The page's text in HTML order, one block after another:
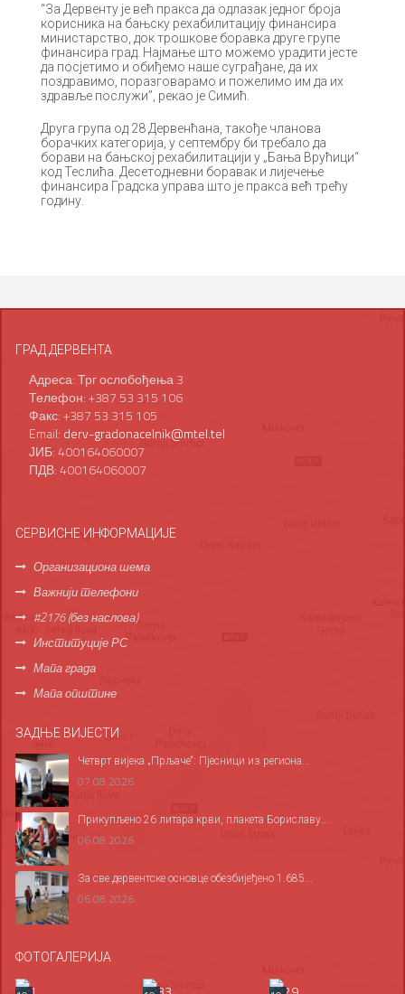
“За Дервенту је већ пракса да одлазак једног броја
корисника на бањску рехабилитацију финансира
министарство, док трошкове боравка друге групе
финансира град. Најмање што можемо урадити јесте
да посјетимо и обиђемо наше суграђане, да их
поздравимо, поразговарамо и пожелимо им да их
здравље послужи”, рекао је Симић.
Друга група од 28 Дервенћана, такође чланова
борачких категорија, у септембру би требало да
борави на бањској рехабилитацији у „Бања Врућици“
код Теслића. Десетодневни боравак и лијечење
финансира Градска управа што је пракса већ трећу
годину.
ГРАД ДЕРВЕНТА
Адреса: Трг ослобођења 3
Телефон: +387 53 315 106
Факс: +387 53 315 105
Email: derv-gradonacelnik@mtel.tel
ЈИБ: 400164060007
ПДВ: 400164060007
СЕРВИСНЕ ИНФОРМАЦИЈЕ
Организациона шема
Важнији телефони
#2176 (без наслова)
Институције РС
Мапа града
Мапа општине
ЗАДЊЕ ВИЈЕСТИ
Четврт вијека „Прљаче“: Пјесници из региона...
07.08.2026
Прикупљено 26 литара крви, плакета Бориславу...
06.08.2026
За све дервентске основце обезбијеђено 1.685...
06.08.2026
ФОТОГАЛЕРИЈА